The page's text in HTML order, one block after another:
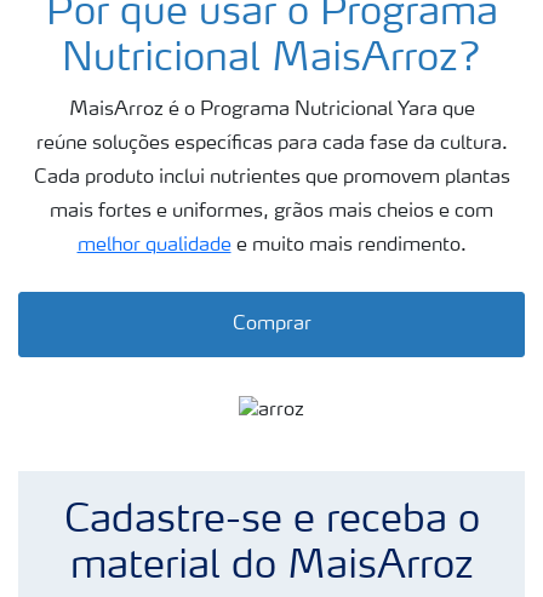
Fertilizantes
produtos
Soluções
Digitais
Momento Yara | Milho
Por que usar o Programa
Nutricional MaisArroz?
MaisArroz é o Programa Nutricional Yara que
reúne soluções específicas para cada fase da cultura.
Cada produto inclui nutrientes que promovem plantas
mais fortes e uniformes, grãos mais cheios e com
melhor qualidadee muito mais rendimento.
Comprar
Cadastre-se e receba o
material do MaisArroz